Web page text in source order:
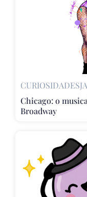
CURIOSIDADES
Chicago: o
Broadway